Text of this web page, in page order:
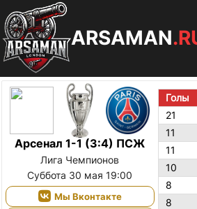
ARSAMAN
Арсенал 1-1 (3:4) ПСЖ
Лига Чемпионов
Суббота 30 мая 19:00
Мы Вконтакте
Голы
21
11
11
10
8
8